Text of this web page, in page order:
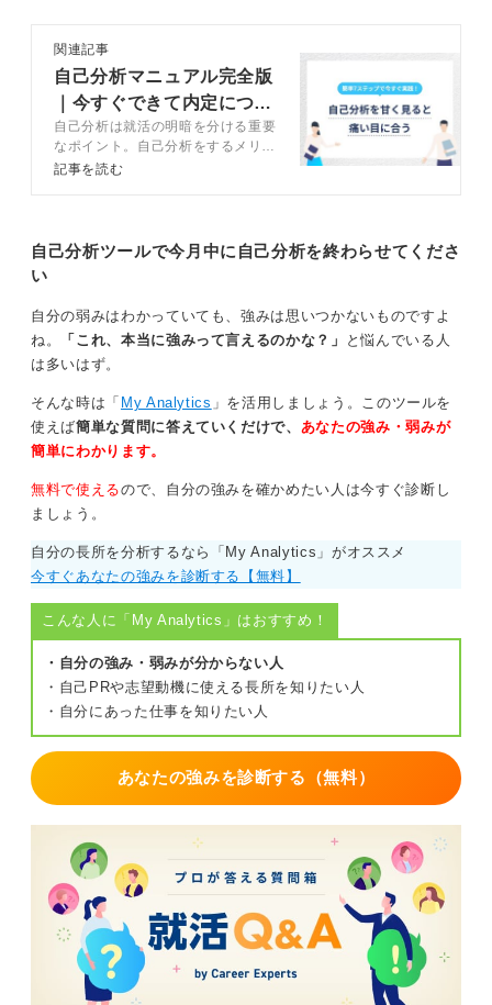
完璧な未来像は不要！ 大切なのは一貫性のアピール
おすすめの進め方としては、過去→現在→未来の順で時
間軸を整理し、自分の価値観や行動の背景を具体的に言
語化していくことです。
ません。しかし、完璧な未来像を描く必要はないので
これまでの経験と現在の興味が、企業の事業や理念とど
う結び付き、どのような未来を描いているのかを示しま
しょう。この一貫性を示すことが、納得感のあるアピー
0
関連記事
自己分析マニュアル完全版
｜今すぐできて内定につな
がる方法を解説
自己分析は就活の明暗を分ける重要
なポイント。自己分析をするメリッ
トや自己分析のやり方、注意点など
しょう。
記事を読む
自己分析ツールで今月中に自己分析を終わらせてくださ
い
自分の弱みはわかっていても、強みは思いつかないものですよ
ね。
「これ、本当に強みって言えるのかな？」
と悩んでいる人
は多いはず。
そんな時は「 My Analytics 」を活用しましょう。このツールを
使えば簡単な質問に答えていくだけで、 あなたの強み・弱みが
簡単にわかります。
無料で使えるので、自分の強みを確かめたい人は今すぐ診断し
ましょう。
自分の長所を分析するなら「My Analytics」がオススメ
今すぐあなたの強みを診断する【無料】
こんな人に「My Analytics」はおすすめ！
・自分の強み・弱みが分からない人
・自己PRや志望動機に使える長所を知りたい人
・自分にあった仕事を知りたい人
あなたの強みを診断する（無料）